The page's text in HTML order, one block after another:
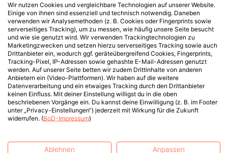
Wir nutzen Cookies und vergleichbare Technologien auf unserer Website.
Einige von ihnen sind essenziell und technisch notwendig. Daneben
verwenden wir Analysemethoden (z. B. Cookies oder Fingerprints sowie
serverseitiges Tracking), um zu messen, wie häufig unsere Seite besucht
und wie sie genutzt wird. Wir verwenden Trackingtechnologien zu
Marketingzwecken und setzen hierzu serverseitiges Tracking sowie auch
Drittanbieter ein, wodurch ggf. geräteübergreifend Cookies, Fingerprints,
Tracking-Pixel, IP-Adressen sowie gehashte E-Mail-Adressen genutzt
werden. Auf unserer Seite betten wir zudem Drittinhalte von anderen
Anbietern ein (Video-Plattformen). Wir haben auf die weitere
Datenverarbeitung und ein etwaiges Tracking durch den Drittanbieter
keinen Einfluss. Mit deiner Einstellung willigst du in die oben
beschriebenen Vorgänge ein. Du kannst deine Einwilligung (z. B. im Footer
unter „Privacy-Einstellungen“) jederzeit mit Wirkung für die Zukunft
widerrufen. (BoD-Impressum)
Ablehnen Anpassen